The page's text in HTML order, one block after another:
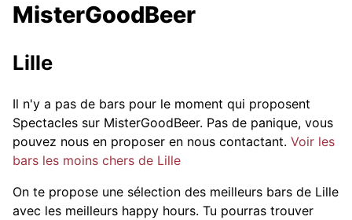
MisterGoodBeer
Lille
Il n'y a pas de bars pour le moment qui proposent
Spectacles sur MisterGoodBeer. Pas de panique, vous
pouvez nous en proposer en nous contactant. Voir les
bars les moins chers de Lille
On te propose une sélection des meilleurs bars de Lille
avec les meilleurs happy hours. Tu pourras trouver